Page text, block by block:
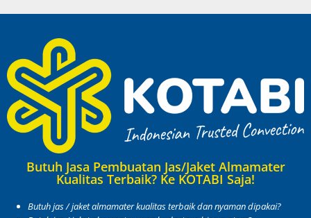
Butuh Jasa Pembuatan Jas/Jaket Almamater
Kualitas Terbaik? Ke KOTABI Saja!
Butuh jas / jaket almamater kualitas terbaik dan nyaman dipakai?